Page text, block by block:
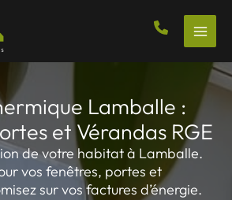
Lamballe :
et Vérandas RGE
de votre habitat à Lamballe.
vos fenêtres, portes et
sur vos factures d’énergie.